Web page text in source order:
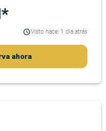
Visto hace: 1 día atrás
ahora